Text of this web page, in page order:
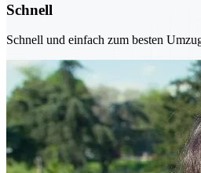
Schnell
Schnell und einfach zum besten